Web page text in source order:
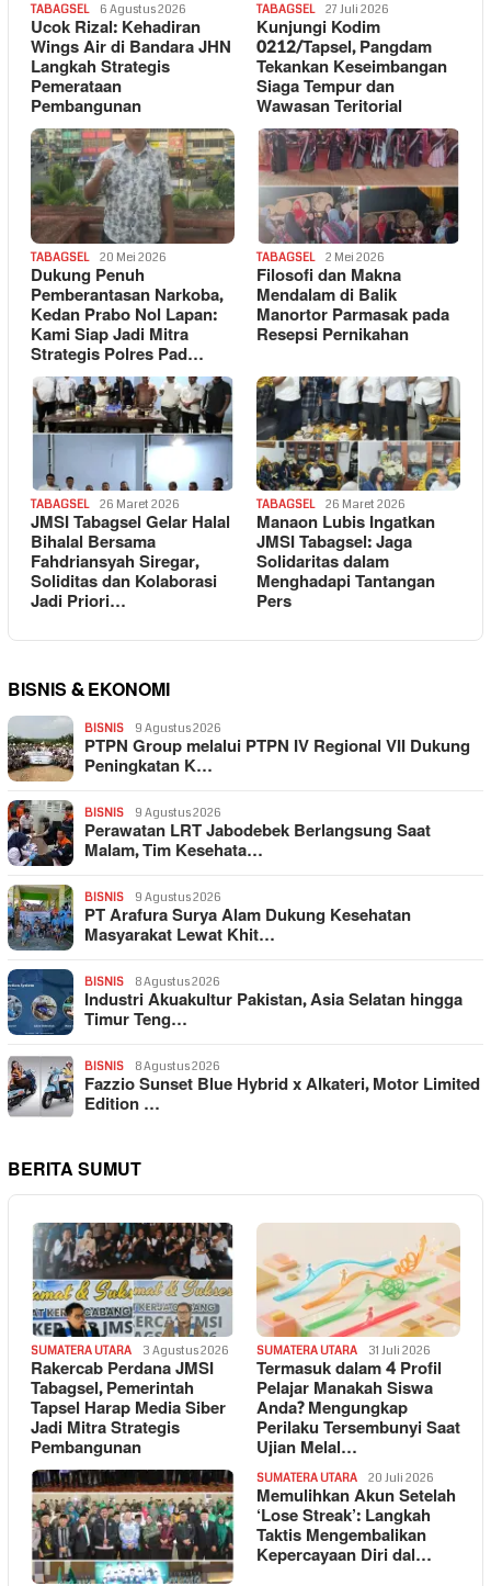
TABAGSEL 6 Agustus 2026
Ucok Rizal: Kehadiran
Wings Air di Bandara JHN
Langkah Strategis
Pemerataan
Pembangunan
TABAGSEL 27 Juli 2026
Kunjungi Kodim
0212/Tapsel, Pangdam
Tekankan Keseimbangan
Siaga Tempur dan
Wawasan Teritorial
TABAGSEL 20 Mei 2026
Dukung Penuh
Pemberantasan Narkoba,
Kedan Prabo Nol Lapan:
Kami Siap Jadi Mitra
Strategis Polres Pad…
TABAGSEL 2 Mei 2026
Filosofi dan Makna
Mendalam di Balik
Manortor Parmasak pada
Resepsi Pernikahan
TABAGSEL 26 Maret 2026
JMSI Tabagsel Gelar Halal
Bihalal Bersama
Fahdriansyah Siregar,
Soliditas dan Kolaborasi
Jadi Priori…
TABAGSEL 26 Maret 2026
Manaon Lubis Ingatkan
JMSI Tabagsel: Jaga
Solidaritas dalam
Menghadapi Tantangan
Pers
BISNIS & EKONOMI
BISNIS 9 Agustus 2026
PTPN Group melalui PTPN IV Regional VII Dukung
Peningkatan K…
BISNIS 9 Agustus 2026
Perawatan LRT Jabodebek Berlangsung Saat
Malam, Tim Kesehata…
BISNIS 9 Agustus 2026
PT Arafura Surya Alam Dukung Kesehatan
Masyarakat Lewat Khit…
BISNIS 8 Agustus 2026
Industri Akuakultur Pakistan, Asia Selatan hingga
Timur Teng…
BISNIS 8 Agustus 2026
Fazzio Sunset Blue Hybrid x Alkateri, Motor Limited
Edition …
BERITA SUMUT
SUMATERA UTARA 3 Agustus 2026
Rakercab Perdana JMSI
Tabagsel, Pemerintah
Tapsel Harap Media Siber
Jadi Mitra Strategis
Pembangunan
SUMATERA UTARA 31 Juli 2026
Termasuk dalam 4 Profil
Pelajar Manakah Siswa
Anda? Mengungkap
Perilaku Tersembunyi Saat
Ujian Melal…
SUMATERA UTARA 20 Juli 2026
Memulihkan Akun Setelah
‘Lose Streak’: Langkah
Taktis Mengembalikan
Kepercayaan Diri dal…